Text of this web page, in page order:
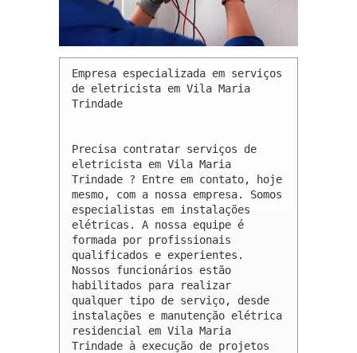
Empresa especializada em serviços
de eletricista em Vila Maria
Trindade
Precisa contratar serviços de
eletricista em Vila Maria
Trindade ? Entre em contato, hoje
mesmo, com a nossa empresa. Somos
especialistas em instalações
elétricas. A nossa equipe é
formada por profissionais
qualificados e experientes.
Nossos funcionários estão
habilitados para realizar
qualquer tipo de serviço, desde
instalações e manutenção elétrica
residencial em Vila Maria
Trindade à execução de projetos